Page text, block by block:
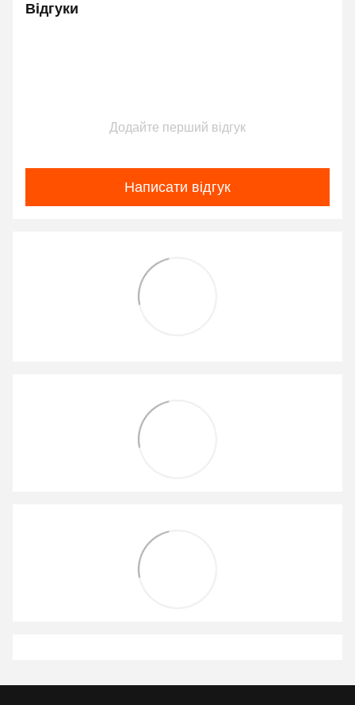
Відгуки
Додайте перший відгук
Написати відгук